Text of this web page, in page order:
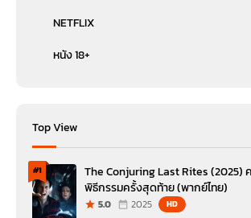
NETFLIX
หนัง 18+
Top View
#1
The Conjuring Last Rites (2025)
พิธีกรรมครั้งสุดท้าย (พากย์ไทย)
5.0 2025 HD